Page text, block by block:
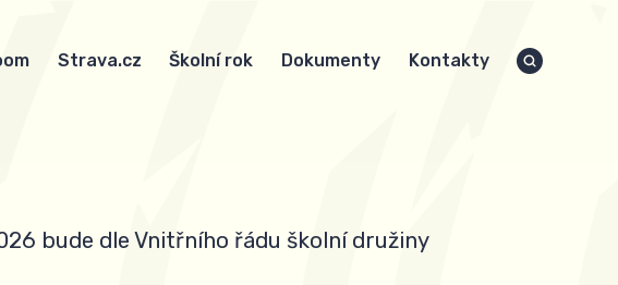
Strava.cz Školní rok Dokumenty Kontakty
bude dle Vnitřního řádu školní družiny